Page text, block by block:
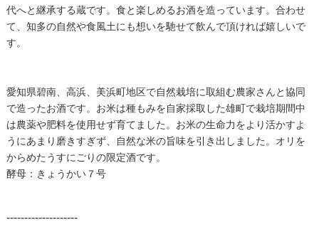
代へと継承する蔵です。食と楽しめるお酒を造っています。合わせ
て、知多の自然や食風土にも想いを馳せて飲んで頂ければ嬉しいで
す。
愛知県碧南、高浜、美浜町地区で自然栽培に取組む農家さんと協同
で造ったお酒です。お米は種もみを自家採取した雄町で栽培期間中
は農薬や肥料を使用せず育てました。お米の生命力をより活かすよ
うにあまり磨きすぎず、自然な米の旨味を引き出しました。オリを
からめたうすにごりの限定酒です。
酵母：きょうかい７号
--------------------